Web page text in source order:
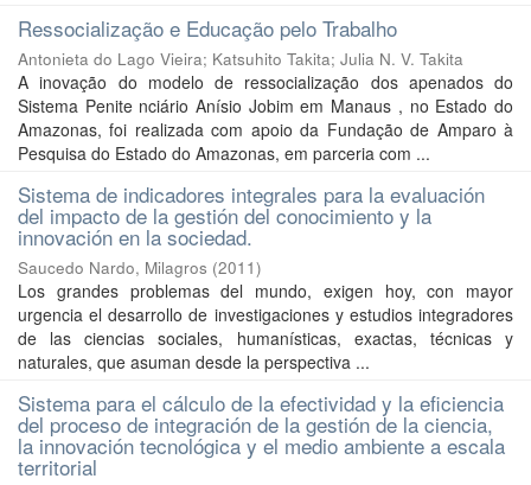
Ressocialização e Educação pelo Trabalho
Antonieta do Lago Vieira; Katsuhito Takita; Julia N. V. Takita
A inovação do modelo de ressocialização dos apenados do
Sistema Penite nciário Anísio Jobim em Manaus , no Estado do
Amazonas, foi realizada com apoio da Fundação de Amparo à
Pesquisa do Estado do Amazonas, em parceria com ...
Sistema de indicadores integrales para la evaluación
del impacto de la gestión del conocimiento y la
innovación en la sociedad.
Saucedo Nardo, Milagros (2011)
Los grandes problemas del mundo, exigen hoy, con mayor
urgencia el desarrollo de investigaciones y estudios integradores
de las ciencias sociales, humanísticas, exactas, técnicas y
naturales, que asuman desde la perspectiva ...
Sistema para el cálculo de la efectividad y la eficiencia
del proceso de integración de la gestión de la ciencia,
la innovación tecnológica y el medio ambiente a escala
territorial